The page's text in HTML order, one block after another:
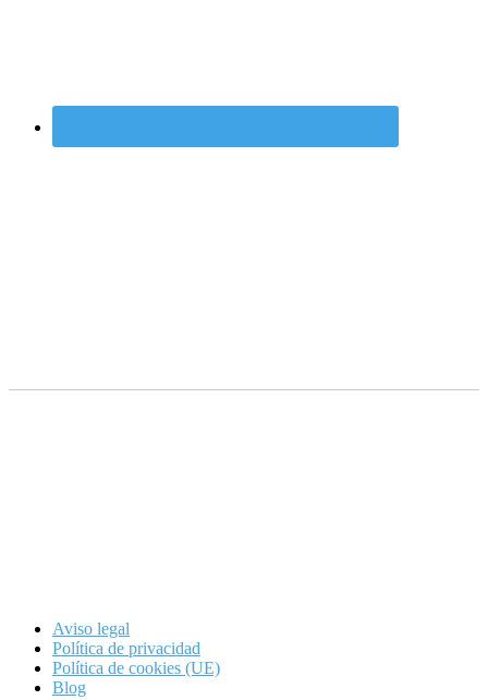
Aviso legal
Política de privacidad
Política de cookies (UE)
Blog